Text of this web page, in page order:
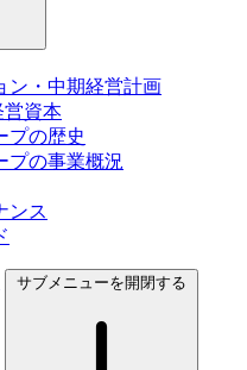
ン・中期経営計画
営資本
プの歴史
プの事業概況
ンス
サブメニューを開閉する